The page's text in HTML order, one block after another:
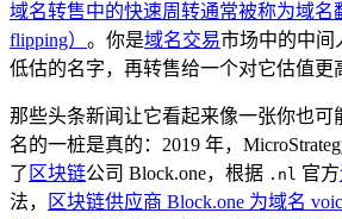
域名转售中的快速周转通常被称为域名
flipping） 。你是域名交易市场中的中
低估的名字，再转售给一个对它估值更
那些头条新闻让它看起来像一张你也可
名的一桩是真的：2019 年，
了 区块链公司 Block.one，根据 .nl 官方
法，
区块链供应商 Block.one 为域名